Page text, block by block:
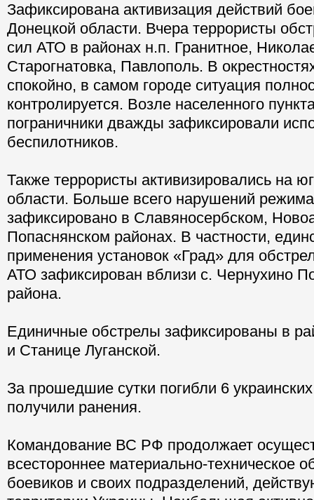
Зафиксирована активизация действий
Донецкой области. Вчера террористы
сил АТО в районах н.п. Гранитное,
Старогнатовка, Павлополь. В
спокойно, в самом городе ситуация
контролируется. Возле населенного
пограничники дважды зафиксировали
беспилотников.
Также террористы активизировались на
области. Больше всего нарушений
зафиксировано в Славяносербском,
Попаснянском районах. В частности,
применения установок «Град» для
АТО зафиксирован вблизи с. Чернухино
района.
Единичные обстрелы зафиксированы в
и Станице Луганской.
За прошедшие сутки погибли 6
получили ранения.
Командование ВС РФ продолжает
всестороннее материально-техническое
боевиков и своих подразделений,